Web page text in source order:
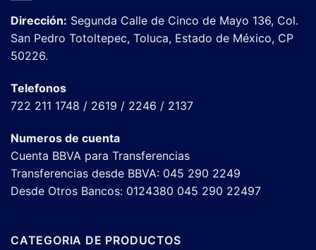
Dirección: Segunda Calle de Cinco de Mayo 136, Col.
San Pedro Totoltepec, Toluca, Estado de México, CP
50226.
Telefonos
722 211 1748 / 2619 / 2246 / 2137
Numeros de cuenta
Cuenta BBVA para Transferencias
Transferencias desde BBVA: 045 290 2249
Desde Otros Bancos: 0124380 045 290 22497
CATEGORIA DE PRODUCTOS